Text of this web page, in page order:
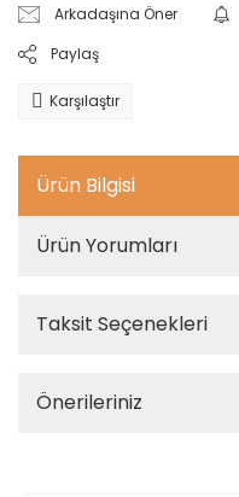
Arkadaşına Öner
Paylaş
Karşılaştır
Ürün Bilgisi
Ürün Yorumları
Taksit Seçenekleri
Önerileriniz